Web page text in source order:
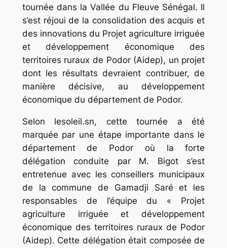
tournée dans la Vallée du Fleuve Sénégal. Il
s’est réjoui de la consolidation des acquis et
des innovations du Projet agriculture irriguée
et développement économique des
territoires ruraux de Podor (Aidep), un projet
dont les résultats devraient contribuer, de
manière décisive, au développement
économique du département de Podor.
Selon lesoleil.sn, cette tournée a été
marquée par une étape importante dans le
département de Podor où la forte
délégation conduite par M. Bigot s’est
entretenue avec les conseillers municipaux
de la commune de Gamadji Saré et les
responsables de l’équipe du « Projet
agriculture irriguée et développement
économique des territoires ruraux de Podor
(Aidep). Cette délégation était composée de